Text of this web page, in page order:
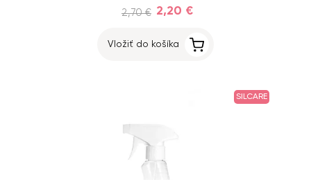
2,70 € 2,20 €
Vložiť do košíka
SILCARE